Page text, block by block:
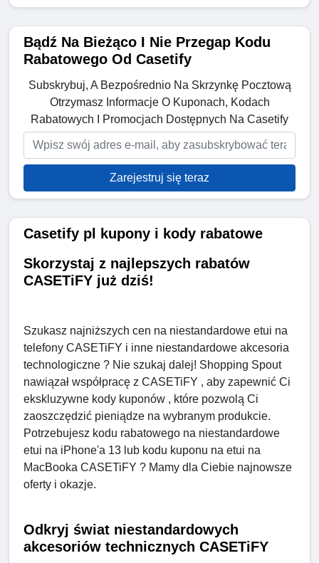
Bądź Na Bieżąco I Nie Przegap Kodu
Rabatowego Od Casetify
Subskrybuj, A Bezpośrednio Na Skrzynkę Pocztową
Otrzymasz Informacje O Kuponach, Kodach
Rabatowych I Promocjach Dostępnych Na Casetify
Zarejestruj się teraz
Casetify pl kupony i kody rabatowe
Skorzystaj z najlepszych rabatów
CASETiFY już dziś!
Szukasz najniższych cen na niestandardowe etui na
telefony CASETiFY i inne niestandardowe akcesoria
technologiczne ? Nie szukaj dalej! Shopping Spout
nawiązał współpracę z CASETiFY , aby zapewnić Ci
ekskluzywne kody kuponów , które pozwolą Ci
zaoszczędzić pieniądze na wybranym produkcie.
Potrzebujesz kodu rabatowego na niestandardowe
etui na iPhone'a 13 lub kodu kuponu na etui na
MacBooka CASETiFY ? Mamy dla Ciebie najnowsze
oferty i okazje.
Odkryj świat niestandardowych
akcesoriów technicznych CASETiFY